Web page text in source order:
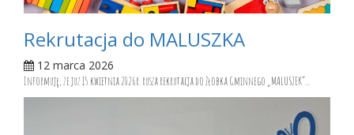
Rekrutacja do MALUSZKA
12 marca 2026
Informuję, że już 15 kwietnia 2026r. rusza rekrutacja do Żłobka Gminnego „MALUSZEK”...